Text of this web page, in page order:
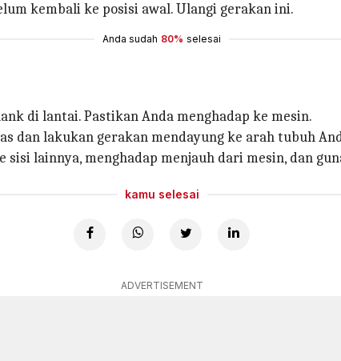
kembali ke posisi awal. Ulangi gerakan ini.
Anda sudah 80% selesai
di lantai. Pastikan Anda menghadap ke mesin.
dan lakukan gerakan mendayung ke arah tubuh
lainnya, menghadap menjauh dari mesin, dan
kamu selesai
ADVERTISEMENT